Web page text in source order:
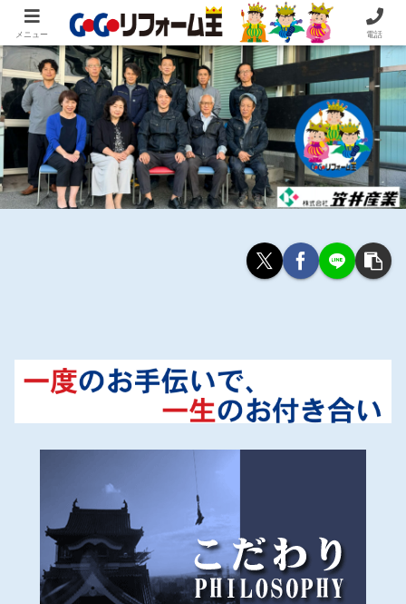
住まいの困ったを即解決！住宅リフォーム専門 株式会社 笠井産業
メニュー 電話